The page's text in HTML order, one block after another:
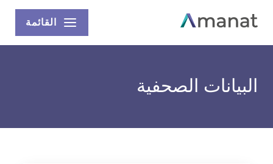
القائمة
البيانات الصحفية